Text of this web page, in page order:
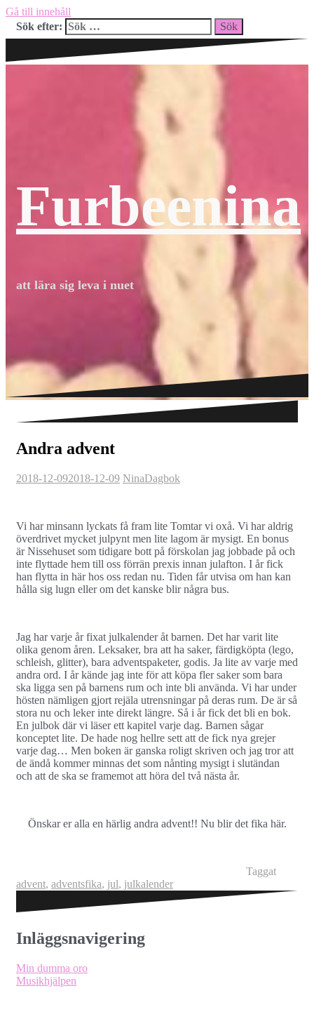
Gå till innehåll
Sök efter:
Furbeenina
att lära sig leva i nuet
Andra advent
2018-12-092018-12-09 NinaDagbok
Vi har minsann lyckats få fram lite Tomtar vi oxå. Vi har aldrig
överdrivet mycket julpynt men lite lagom är mysigt. En bonus
är Nissehuset som tidigare bott på förskolan jag jobbade på och
inte flyttade hem till oss förrän prexis innan julafton. I år fick
han flytta in här hos oss redan nu. Tiden får utvisa om han kan
hålla sig lugn eller om det kanske blir några bus.
Jag har varje år fixat julkalender åt barnen. Det har varit lite
olika genom åren. Leksaker, bra att ha saker, färdigköpta (lego,
schleish, glitter), bara adventspaketer, godis. Ja lite av varje med
andra ord. I år kände jag inte för att köpa fler saker som bara
ska ligga sen på barnens rum och inte bli använda. Vi har under
hösten nämligen gjort rejäla utrensningar på deras rum. De är så
stora nu och leker inte direkt längre. Så i år fick det bli en bok.
En julbok där vi läser ett kapitel varje dag. Barnen sågar
konceptet lite. De hade nog hellre sett att de fick nya grejer
varje dag… Men boken är ganska roligt skriven och jag tror att
de ändå kommer minnas det som nånting mysigt i slutändan
och att de ska se framemot att höra del två nästa år.
Önskar er alla en härlig andra advent!! Nu blir det fika här.
Taggat
advent, adventsfika, jul, julkalender
Inläggsnavigering
Min dumma oro
Musikhjälpen